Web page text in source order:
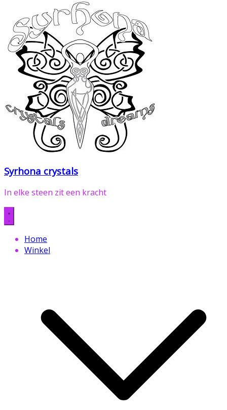
Syrhona crystals
In elke steen zit een kracht
Home
Winkel